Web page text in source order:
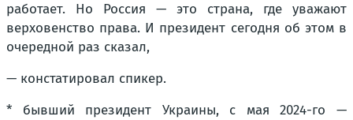
работает. Но Россия — это страна, где уважают
верховенство права. И президент сегодня об этом в
очередной раз сказал,
— констатировал спикер.
* бывший президент Украины, с мая 2024-го —